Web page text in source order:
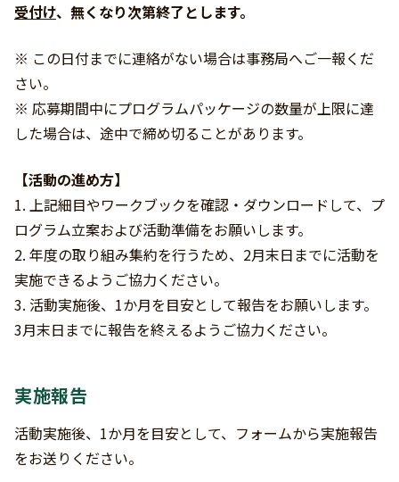
受付け、無くなり次第終了とします。
※ この日付までに連絡がない場合は事務局へご一報くだ
さい。
※ 応募期間中にプログラムパッケージの数量が上限に達
した場合は、途中で締め切ることがあります。
【活動の進め方】
1. 上記細目やワークブックを確認・ダウンロードして、プ
ログラム立案および活動準備をお願いします。
2. 年度の取り組み集約を行うため、2月末日までに活動を
実施できるようご協力ください。
3. 活動実施後、1か月を目安として報告をお願いします。
3月末日までに報告を終えるようご協力ください。
実施報告
活動実施後、1か月を目安として、フォームから実施報告
をお送りください。